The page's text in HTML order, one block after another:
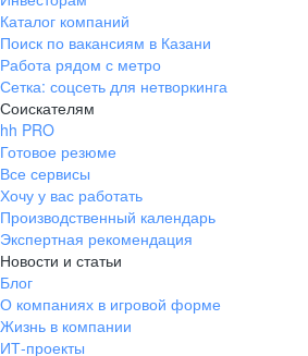
Каталог компаний
Поиск по вакансиям в Казани
Работа рядом с метро
Сетка: соцсеть для нетворкинга
Соискателям
hh PRO
Готовое резюме
Все сервисы
Хочу у вас работать
Производственный календарь
Экспертная рекомендация
Новости и статьи
Блог
О компаниях в игровой форме
Жизнь в компании
ИТ-проекты